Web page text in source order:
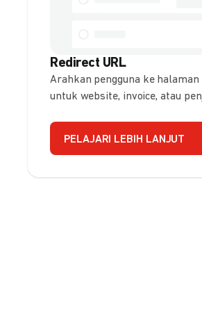
Redirect URL
Arahkan pengguna ke halaman
untuk website, invoice, atau
PELAJARI LEBIH LANJUT